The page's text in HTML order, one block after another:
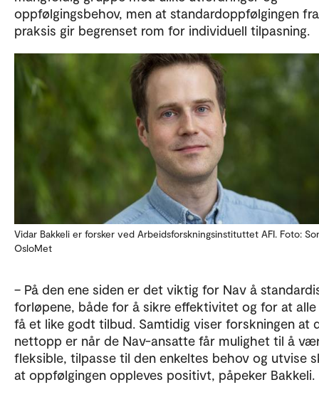
oppfølgingsbehov, men at standardoppfølgingen
praksis gir begrenset rom for individuell tilpasning.
Vidar Bakkeli er forsker ved Arbeidsforskningsinstituttet AFI. Foto:
OsloMet
– På den ene siden er det viktig for Nav å
forløpene, både for å sikre effektivitet og for at alle
få et like godt tilbud. Samtidig viser forskningen at
nettopp er når de Nav-ansatte får mulighet til å
fleksible, tilpasse til den enkeltes behov og utvise
at oppfølgingen oppleves positivt, påpeker Bakkeli.